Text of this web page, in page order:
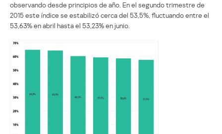
observando desde principios de año. En el segundo trimestre de
2015 este índice se estabilizó cerca del 53,5%, fluctuando entre el
53,63% en abril hasta el 53,23% en junio.